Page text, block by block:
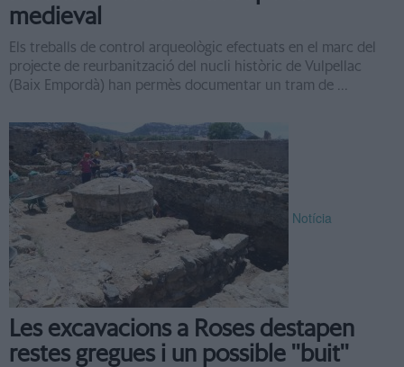
medieval
Els treballs de control arqueològic efectuats en el marc del
projecte de reurbanització del nucli històric de Vulpellac
(Baix Empordà) han permès documentar un tram de ...
Notícia
Les excavacions a Roses destapen
restes gregues i un possible ''buit''